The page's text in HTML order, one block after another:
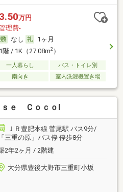
3.50万円
理費-
なし
1ヶ月
1階 / 1K（27.08m2）
一人暮らし
バス・トイレ別
南向き 室内洗濯機置き場
ｓｅ ＣｏｃｏⅠ
ＪＲ豊肥本線 菅尾駅 バス9分/
「三重の原」バス停 停歩8分
2年2ヶ月 / 2階建
大分県豊後大野市三重町小坂